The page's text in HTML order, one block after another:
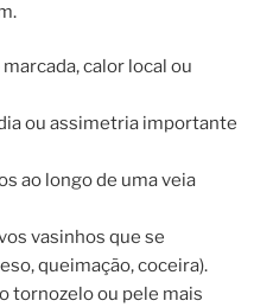
calor local ou
ou assimetria importante
ao longo de uma veia
vasinhos que se
queimação, coceira).
tornozelo ou pele mais